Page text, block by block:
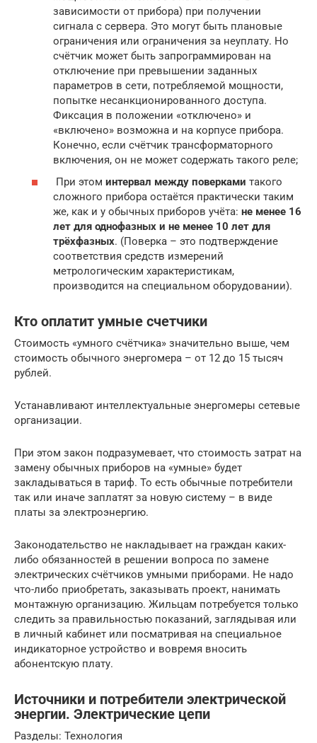
зависимости от прибора) при получении
сигнала с сервера. Это могут быть плановые
ограничения или ограничения за неуплату. Но
счётчик может быть запрограммирован на
отключение при превышении заданных
параметров в сети, потребляемой мощности,
попытке несанкционированного доступа.
Фиксация в положении «отключено» и
«включено» возможна и на корпусе прибора.
Конечно, если счётчик трансформаторного
включения, он не может содержать такого реле;
При этом интервал между поверками такого
сложного прибора остаётся практически таким
же, как и у обычных приборов учёта: не менее 16
лет для однофазных и не менее 10 лет для
трёхфазных. (Поверка – это подтверждение
соответствия средств измерений
метрологическим характеристикам,
производится на специальном оборудовании).
Кто оплатит умные счетчики
Стоимость «умного счётчика» значительно выше, чем
стоимость обычного энергомера – от 12 до 15 тысяч
рублей.
Устанавливают интеллектуальные энергомеры сетевые
организации.
При этом закон подразумевает, что стоимость затрат на
замену обычных приборов на «умные» будет
закладываться в тариф. То есть обычные потребители
так или иначе заплатят за новую систему – в виде
платы за электроэнергию.
Законодательство не накладывает на граждан каких-
либо обязанностей в решении вопроса по замене
электрических счётчиков умными приборами. Не надо
что-либо приобретать, заказывать проект, нанимать
монтажную организацию. Жильцам потребуется только
следить за правильностью показаний, заглядывая или
в личный кабинет или посматривая на специальное
индикаторное устройство и вовремя вносить
абонентскую плату.
Источники и потребители электрической
энергии. Электрические цепи
Разделы: Технология